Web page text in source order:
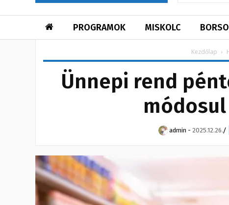
PROGRAMOK MISKOLC
Kezdőlap
Ünnepi rend
admin - 2025.12.26.